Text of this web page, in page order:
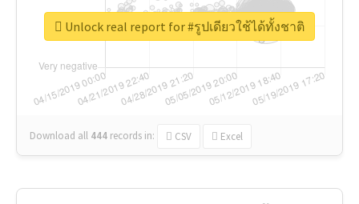
Download all 444 records in: CSV Excel
Unlock real report for #รูปเดียวใช้ได้ทั้งชาติ